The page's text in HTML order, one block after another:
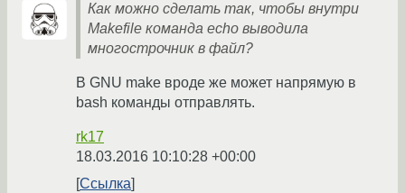
Как можно сделать так, чтобы внутри
Makefile команда echo выводила
многострочник в файл?
В GNU make вроде же может напрямую в
bash команды отправлять.
rk17
18.03.2016 10:10:28 +00:00
Ссылка